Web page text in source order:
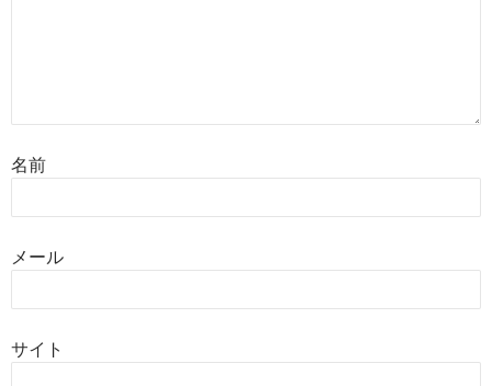
名前
メール
サイト